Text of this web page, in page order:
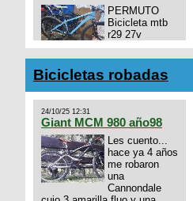
PERMUTO
Bicicleta mtb
r29 27v
shimano
Frenos hidralicos shimano
Todo el grupo shimano Talle
s/m Permuto x pistera o ruta
talle s o m.
Bicicletas robadas
24/10/25 12:31
Giant MCM 980 año98
Les cuento...
hace ya 4 años
me robaron
una
Cannondale